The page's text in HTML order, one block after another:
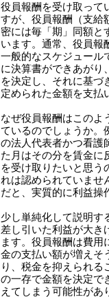
役員報酬を受け取って
すが、役員報酬（支給
密には毎「期」同額と
います。通常、役員報
一般的なスケジュール
に決算書ができあがり
を決定し、それに基づ
定められた金額を支払
なぜ役員報酬はこのよ
ているのでしょうか。
の法人代表者かつ看護
た月はその分を賃金に
を受け取りたいと思う
れは認められていませ
だと、実質的に利益操
少し単純化して説明す
差し引いた利益が大き
ます。役員報酬は費
金の支払い額が増えそ
り、税金を抑えられ
の一存で金額を決定で
えてしまう可能性があ